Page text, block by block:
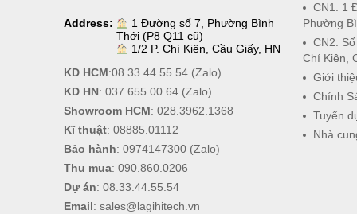
Address:
1 Đường số 7, Phường Bình
Thới (P8 Q11 cũ)
1/2 P. Chí Kiên, Cầu Giấy, HN
KD HCM:08.33.44.55.54(Zalo)
KD HN: 037.655.00.64(Zalo)
Showroom HCM: 028.3962.1368
Kĩ thuật: 08885.01112
Bảo hành: 0974147300(Zalo)
Thu mua: 090.860.0206
Dự án: 08.33.44.55.54
Email: sales@lagihitech.vn
CN1: 1
Phường
CN2:
Chí Kiên,
Giới
Chính
Tuyển
Nhà